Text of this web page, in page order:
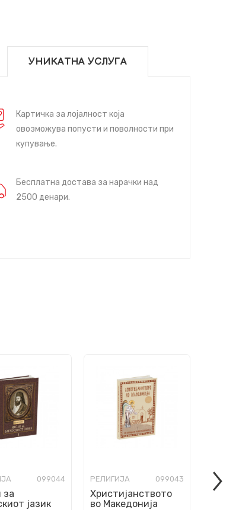
УНИКАТНА УСЛУГА
Картичка за лојалност која
овозможува попусти и поволности при
купување.
Бесплатна достава за нарачки над
2500 денари.
099044
за
јазик
РЕЛИГИЈА 099043
Христијанството
во Македонија